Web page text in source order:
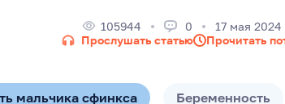
105944 0
17 мая 2024
Прослушать статью
Прочитать
мальчика сфинкса Беременность